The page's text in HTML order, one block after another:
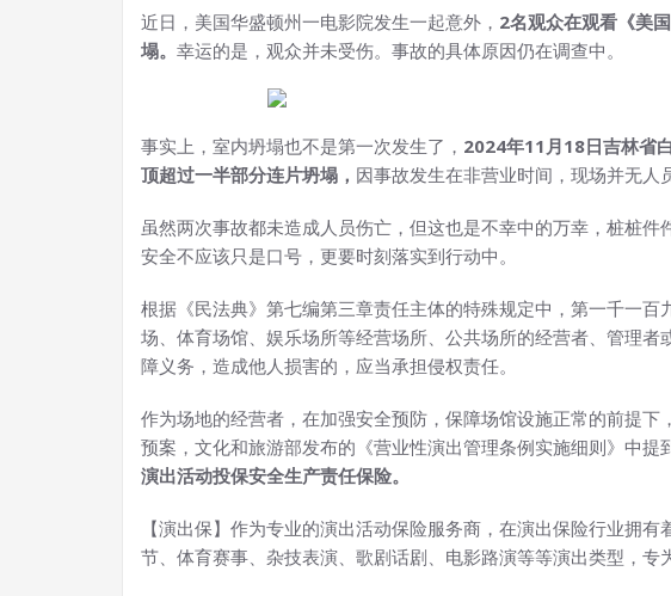
近日，美国华盛顿州一电影院发生一起意外， 2名观众在观看《美
塌。 幸运的是，观众并未受伤。事故的具体原因仍在调查中。
事实上，室内坍塌也不是第一次发生了， 2024年11月18日吉林省
顶超过一半部分连片坍塌， 因事故发生在非营业时间，现场并无人
虽然两次事故都未造成人员伤亡，但这也是不幸中的万幸，桩桩
安全不应该只是口号，更要时刻落实到行动中。
根据《民法典》第七编第三章责任主体的特殊规定中，第一千一
场、体育场馆、娱乐场所等经营场所、公共场所的经营者、管理
障义务，造成他人损害的，应当承担侵权责任。
作为场地的经营者，在加强安全预防，保障场馆设施正常的前提
预案，文化和旅游部发布的《营业性演出管理条例实施细则》中提
演出活动投保安全生产责任保险。
【演出保】作为专业的演出活动保险服务商，在演出保险行业拥
节、体育赛事、杂技表演、歌剧话剧、电影路演等等演出类型，专